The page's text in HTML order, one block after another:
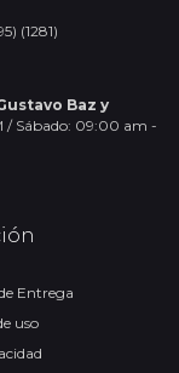
(1281)
Baz y
/ Sábado: 09:00 am -
Entrega
uso